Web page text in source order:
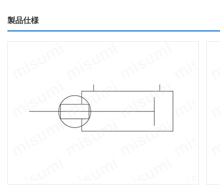
製品仕様